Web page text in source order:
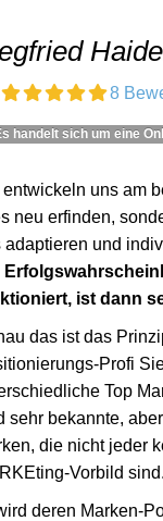
8
handelt sich um eine
entwickeln uns am
neu erfinden,
adaptieren und
ist dann
das ist das
Profi
Top
sehr bekannte,
die nicht jeder
Vorbild sind.
deren Marken-